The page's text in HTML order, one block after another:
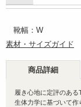
靴幅：W
素材・サイズガイド
商品詳細
履き心地に定評のある
生体力学に基づいて作